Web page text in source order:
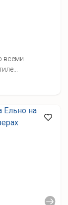
всеми